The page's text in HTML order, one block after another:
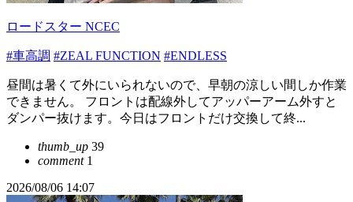
ロードスター NCEC
#車高調 #ZEAL FUNCTION #ENDLESS
昼間は暑くて外にいられないので、早朝の涼しい間しか作業
できません。 フロントは配線外してアッパーアーム外すと
ダンパー抜けます。今日はフロントだけ交換して終...
thumb_up 39
comment1
2026/08/06 14:07